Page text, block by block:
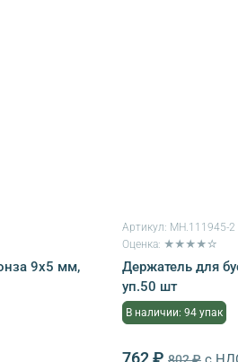
9х5 мм,
Артикул: MH.111945-2
Оценка: ★★★★☆
Держатель для
уп.50 шт
В наличии: 94 упак